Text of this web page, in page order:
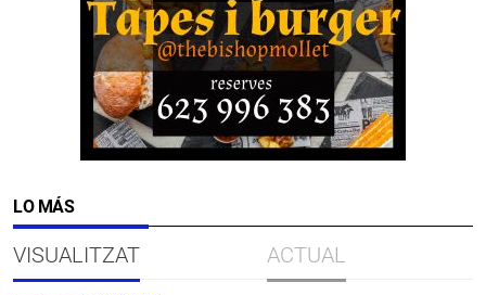
LO MÁS
VISUALITZAT ACTUAL